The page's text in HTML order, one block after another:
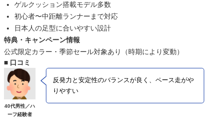
ゲルクッション搭載モデル多数
初心者〜中距離ランナーまで対応
日本人の足型に合いやすい設計
特典・キャンペーン情報
公式限定カラー・季節セール対象あり（時期により変動）
■ 口コミ
40代男性／ハ
ーフ経験者
反発力と安定性のバランスが良く、ペース走がや
りやすい